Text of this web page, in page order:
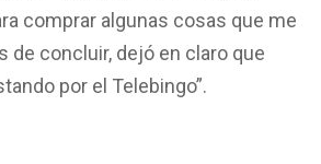
comprar algunas cosas que me
de concluir, dejó en claro que
por el Telebingo”.